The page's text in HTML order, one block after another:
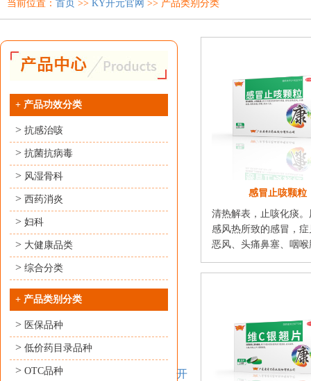
当前位置： 首页 >> KY开元官网 >> 产品类别分类
+ 产品功效分类
> 抗感治咳
> 抗菌抗病毒
> 风湿骨科
> 西药消炎
> 妇科
> 大健康品类
> 综合分类
+ 产品类别分类
> 医保品种
> 低价药目录品种
> OTC品种
感冒止咳颗粒
清热解表，止咳化痰
感风热所致的感冒，
恶风、头痛鼻塞、咽喉
开